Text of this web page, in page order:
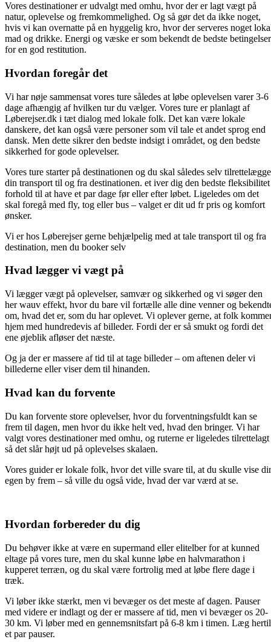
Vores destinationer er udvalgt med omhu, hvor der er lagt vægt på
natur, oplevelse og fremkommelighed. Og så gør det da ikke noget,
hvis vi kan overnatte på en hyggelig kro, hvor der serveres noget
mad og drikke. Energi og væske er som bekendt de bedste betingelser
for en god restitution.
Hvordan foregår det
Vi har nøje sammensat vores ture således at løbe oplevelsen varer 3-6
dage afhængig af hvilken tur du vælger. Vores ture er planlagt af
Løberejser.dk i tæt dialog med lokale folk. Det kan være lokale
danskere, det kan også være personer som vil tale et andet sprog end
dansk. Men dette sikrer den bedste indsigt i området, og den bedste
sikkerhed for gode oplevelser.
Vores ture starter på destinationen og du skal således selv tilrettelægge
din transport til og fra destinationen. et iver dig den bedste
forhold til at have et par dage før eller efter løbet. Ligeledes om det
skal foregå med fly, tog eller bus – valget er dit ud fr pris og komfort
ønsker.
Vi er hos Løberejser gerne behjælpelig med at tale transport til og fra
destination, men du booker selv
Hvad lægger vi vægt på
Vi lægger vægt på oplevelser, samvær og sikkerhed og vi søger den
her wauv effekt, hvor du bare vil fortælle alle dine venner og
om, hvad det er, som du har oplevet. Vi oplever gerne, at folk
hjem med hundredevis af billeder. Fordi der er så smukt og fordi det
ene øjeblik afløser det næste.
Og ja der er massere af tid til at tage billeder – om aftenen deler vi
billederne eller viser dem til hinanden.
Hvad kan du forvente
Du kan forvente store oplevelser, hvor du forventningsfuldt kan se
frem til dagen, men hvor du ikke helt ved, hvad den bringer. Vi har
valgt vores destinationer med omhu, og ruterne er ligeledes tilrettelagt
så det slår højt ud på oplevelses skalaen.
Vores guider er lokale folk, hvor det ville svare til, at du skulle vise
egen by frem – så ville du også vide, hvad der var værd at se.
Hvordan forbereder du dig
Du behøver ikke at være en supermand eller elitelber for at kunned
eltage på vores ture, men du skal kunne løbe en halvmarathon i
kupperet terræn, og du skal være fortrolig med at løbe flere dage i
træk.
Vi løber ikke stærkt, men vi bevæger os det meste af dagen. Pauser
med videre er indlagt og der er massere af tid, men vi bevæger os 20-
30 km. Vi løber med en gennemsnitsfart på 6-8 km i timen. Læg hertil
et par pauser.